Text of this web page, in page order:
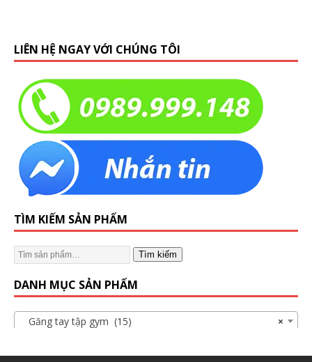
LIÊN HỆ NGAY VỚI CHÚNG TÔI
TÌM KIẾM SẢN PHẨM
Tìm kiếm
DANH MỤC SẢN PHẨM
×
Găng tay tập gym (15)